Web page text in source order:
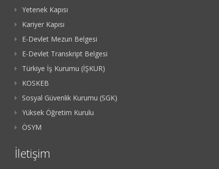
Yetenek Kapısı
Kariyer Kapısı
E-Devlet Mezun Belgesi
E-Devlet Transkript Belgesi
Türkiye İş Kurumu (İŞKUR)
KOSKEB
Sosyal Güvenlik Kurumu (SGK)
Yüksek Öğretim Kurulu
ÖSYM
İletişim